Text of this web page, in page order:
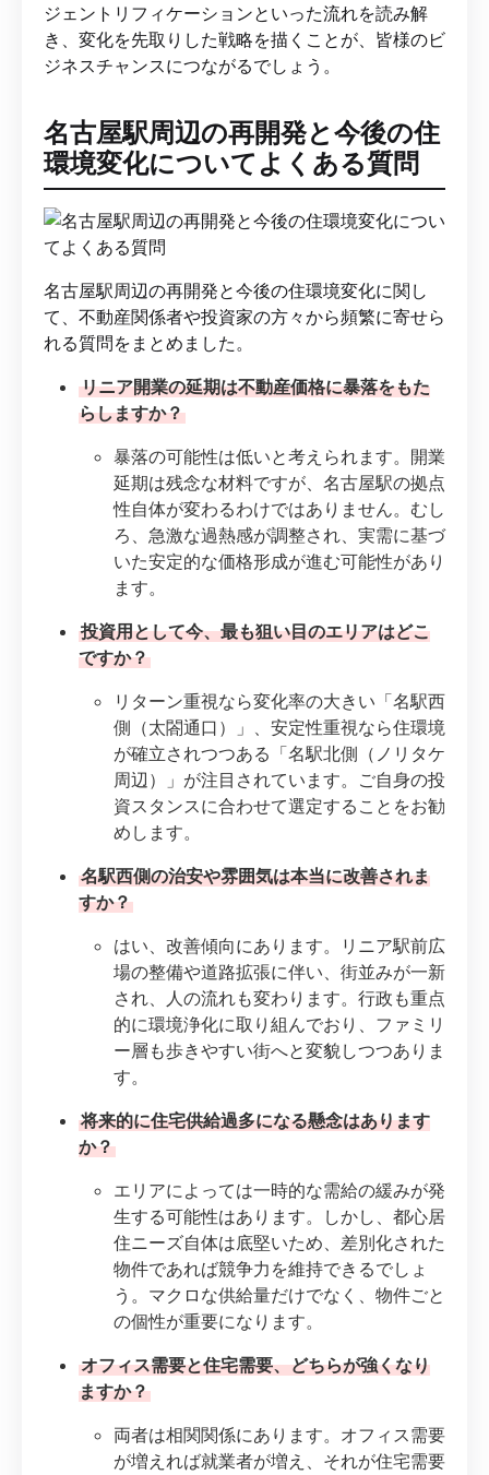
ジェントリフィケーションといった流れを読み解
き、変化を先取りした戦略を描くことが、皆様のビ
ジネスチャンスにつながるでしょう。
名古屋駅周辺の再開発と今後の住
環境変化についてよくある質問
名古屋駅周辺の再開発と今後の住環境変化に関し
て、不動産関係者や投資家の方々から頻繁に寄せら
れる質問をまとめました。
リニア開業の延期は不動産価格に暴落をもた
らしますか？
暴落の可能性は低いと考えられます。開業
延期は残念な材料ですが、名古屋駅の拠点
性自体が変わるわけではありません。むし
ろ、急激な過熱感が調整され、実需に基づ
いた安定的な価格形成が進む可能性があり
ます。
投資用として今、最も狙い目のエリアはどこ
ですか？
リターン重視なら変化率の大きい「名駅西
側（太閤通口）」、安定性重視なら住環境
が確立されつつある「名駅北側（ノリタケ
周辺）」が注目されています。ご自身の投
資スタンスに合わせて選定することをお勧
めします。
名駅西側の治安や雰囲気は本当に改善されま
すか？
はい、改善傾向にあります。リニア駅前広
場の整備や道路拡張に伴い、街並みが一新
され、人の流れも変わります。行政も重点
的に環境浄化に取り組んでおり、ファミリ
ー層も歩きやすい街へと変貌しつつありま
す。
将来的に住宅供給過多になる懸念はあります
か？
エリアによっては一時的な需給の緩みが発
生する可能性はあります。しかし、都心居
住ニーズ自体は底堅いため、差別化された
物件であれば競争力を維持できるでしょ
う。マクロな供給量だけでなく、物件ごと
の個性が重要になります。
オフィス需要と住宅需要、どちらが強くなり
ますか？
両者は相関関係にあります。オフィス需要
が増えれば就業者が増え、それが住宅需要